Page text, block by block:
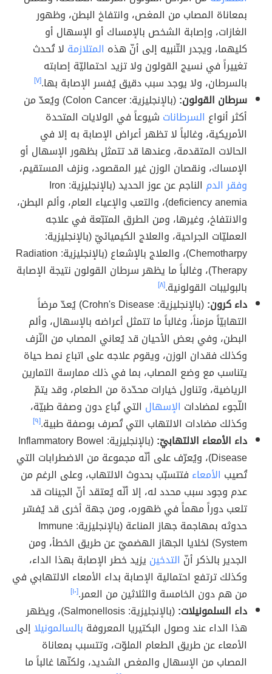
بمعاناة المصاب من المغص، وانتفاخ البطن، وظهور
الغازات، وإصابة الشخص بالإمساك أو الإسهال أو
كليهما، ويجدر التّنبيه إلى أنّ هذه المتلازمة لا تُحدث
تغييراً في نسيج القولون ولا تزيد احتماليّة إصابته
بالسرطان، ولا يوجد سبب دقيق يُفسر الإصابة بها.[٧]
سرطان القولون:
(بالإنجليزية: Colon Cancer) ويُعدّ من
أكثر أنواع السرطانات شيوعاً في الولايات المتحدة
الأمريكية، وغالباً لا تظهر أعراض الإصابة به إلا في
الحالات المتقدمة، وعندها قد تتمثل بظهور الإسهال أو
الإمساك، ونقصان الوزن غير المقصود، ونزف المستقيم،
وفقر الدم
الناجم عن عوز الحديد (بالإنجليزية: Iron
deficiency anemia)، والتعب والإعياء العام، وألم البطن،
والانتفاخ، وغيرها، ومن الطرق المتبّعة في علاجه
العمليّات الجراحية، والعلاج الكيميائيّ (بالإنجليزية:
Chemotharpy)، والعلاج بالإشعاع (بالإنجليزية: Radiation
Therapy)، وغالباً ما يظهر سرطان القولون نتيجة الإصابة
بالبوليبات القولونية.[٨]
داء كرون:
(بالإنجليزية: Crohn's Disease) يُعدّ مرضاً
التهابيّاً مزمناً، وغالباً ما تتمثل أعراضه بالإسهال، وألم
البطن، وفي بعض الأحيان قد يُعاني المصاب من النّزف
وكذلك فقدان الوزن، ويقوم علاجه على اتباع نمط حياة
يتناسب مع وضع المصاب، بما في ذلك ممارسة التمارين
الرياضية، وتناول خيارات محدّدة من الطعام، وقد يتمّ
اللّجوء لمضادات الإسهال التي تُباع دون وصفة طبيّة،
وكذلك مضادات الالتهاب التي تُصرف بوصفة طبية.[٩]
داء الأمعاء الالتهابيّ:
(بالإنجليزية: Inflammatory Bowel
Disease)، ويُعرّف على أنّه مجموعة من الاضطرابات التي
تُصيب الأمعاء فتتسبّب بحدوث الالتهاب، وعلى الرغم من
عدم وجود سبب محدد له، إلا أنّه يُعتقد أنّ الجينات قد
تلعب دوراً مهماً في ظهوره، ومن جهة أخرى قد يُفسّر
حدوثه بمهاجمة جهاز المناعة (بالإنجليزية: Immune
System) لخلايا الجهاز الهضميّ عن طريق الخطأ، ومن
الجدير بالذكر أنّ التدخين يزيد خطر الإصابة بهذا الداء،
وكذلك ترتفع احتمالية الإصابة بداء الأمعاء الالتهابي في
من هم دون الخامسة والثلاثين من العمر.[١٠]
داء السلمونيلات:
(بالإنجليزية: Salmonellosis)، ويظهر
هذا الداء عند وصول البكتيريا المعروفة بالسالمونيلاإلى
الأمعاء عن طريق الطعام الملوّت، وتتسبب بمعاناة
المصاب من الإسهال والمغص الشديد، ولكنّها غالباً ما